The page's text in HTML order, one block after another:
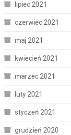
lipiec 2021
czerwiec 2021
maj 2021
kwiecień 2021
marzec 2021
luty 2021
styczeń 2021
grudzień 2020